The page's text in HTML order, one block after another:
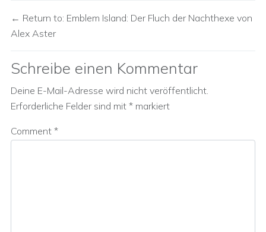
Return to: Emblem Island: Der Fluch der Nachthexe von
Alex Aster
Schreibe einen Kommentar
Deine E-Mail-Adresse wird nicht veröffentlicht.
Erforderliche Felder sind mit * markiert
Comment *